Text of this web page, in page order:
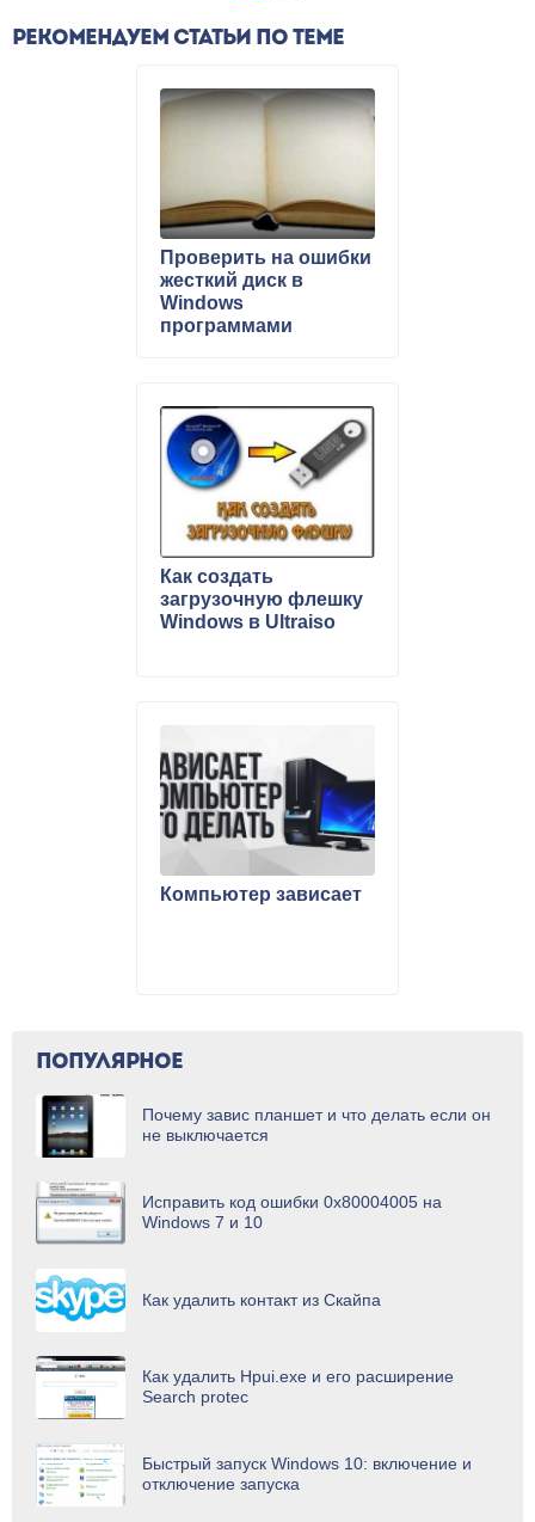
РЕКОМЕНДУЕМ СТАТЬИ ПО ТЕМЕ
Проверить на ошибки
жесткий диск в
Windows
программами
Как создать
загрузочную флешку
Windows в Ultraiso
Компьютер зависает
ПОПУЛЯРНОЕ
Почему завис планшет и что делать если он
не выключается
Исправить код ошибки 0х80004005 на
Windows 7 и 10
Как удалить контакт из Скайпа
Как удалить Hpui.exe и его расширение
Search protec
Быстрый запуск Windows 10: включение и
отключение запуска